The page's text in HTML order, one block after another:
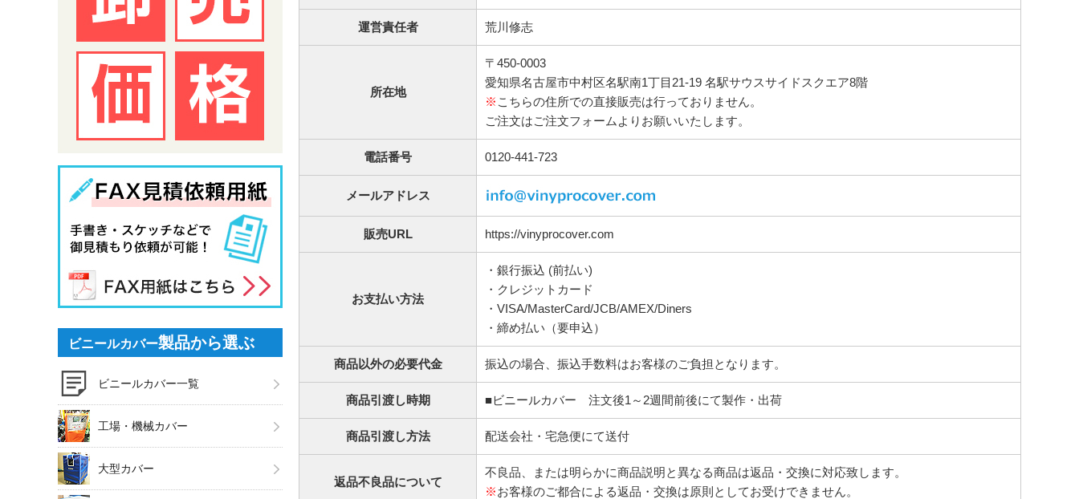
運営責任者 荒川修志
所在地
〒450-0003
愛知県名古屋市中村区名駅南1丁目21-19 名駅サウスサイドスクエア8階
※ こちらの住所での直接販売は行っておりません。
ご注文はご注文フォームよりお願いいたします。
電話番号 0120-441-723
メールアドレス
販売URL https://vinyprocover.com
お支払い方法
・銀行振込 (前払い)
・クレジットカード
・VISA/MasterCard/JCB/AMEX/Diners
・締め払い（要申込）
商品以外の必要代金 振込の場合、振込手数料はお客様のご負担となります。
商品引渡し時期 ■ビニールカバー 注文後1～2週間前後にて製作・出荷
商品引渡し方法 配送会社・宅急便にて送付
返品不良品について
不良品、または明らかに商品説明と異なる商品は返品・交換に対応致します。
※お客様のご都合による返品・交換は原則としてお受けできません。
ビニールカバー製品から選ぶ
ビニールカバー一覧
工場・機械カバー
大型カバー